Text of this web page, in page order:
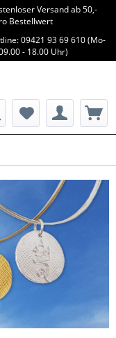
Versand ab 50,-
Bestellwert
09421 93 69 610 (Mo-
- 18.00 Uhr)